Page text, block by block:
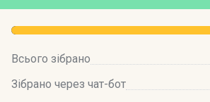
Всього зібрано
Зібрано через чат-бот